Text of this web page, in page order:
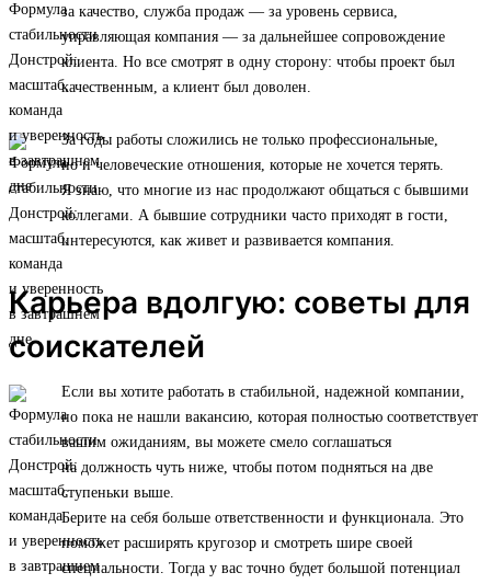
за качество, служба продаж — за уровень сервиса,
управляющая компания — за дальнейшее сопровождение
клиента. Но все смотрят в одну сторону: чтобы проект был
качественным, а клиент был доволен.
За годы работы сложились не только профессиональные,
но и человеческие отношения, которые не хочется терять.
Я знаю, что многие из нас продолжают общаться с бывшими
коллегами. А бывшие сотрудники часто приходят в гости,
интересуются, как живет и развивается компания.
Карьера вдолгую: советы для
соискателей
Если вы хотите работать в стабильной, надежной компании,
но пока не нашли вакансию, которая полностью соответствует
вашим ожиданиям, вы можете смело соглашаться
на должность чуть ниже, чтобы потом подняться на две
ступеньки выше.
Берите на себя больше ответственности и функционала. Это
поможет расширять кругозор и смотреть шире своей
специальности. Тогда у вас точно будет большой потенциал